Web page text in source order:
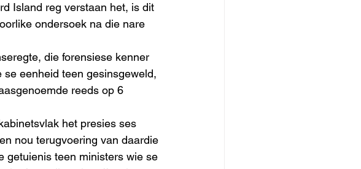
Island reg verstaan het, is dit
ondersoek na die nare
die forensiese kenner
se eenheid teen gesinsgeweld,
reeds op 6
het presies ses
nou terugvoering van daardie
getuienis teen ministers wie se